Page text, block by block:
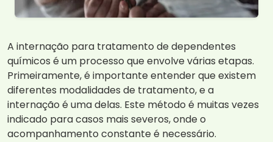
A internação para tratamento de dependentes
químicos é um processo que envolve várias etapas.
Primeiramente, é importante entender que existem
diferentes modalidades de tratamento, e a
internação é uma delas. Este método é muitas vezes
indicado para casos mais severos, onde o
acompanhamento constante é necessário.